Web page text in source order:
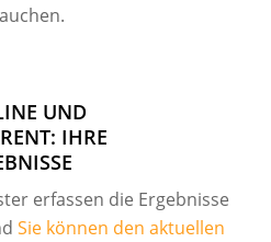
UND
IHRE
erfassen die Ergebnisse
Sie können den aktuellen